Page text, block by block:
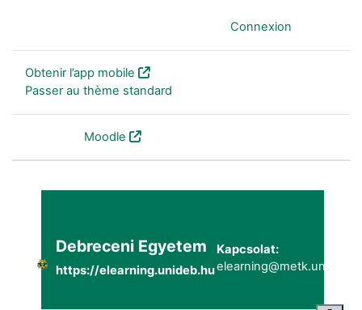
Connexion
Obtenir l’app mobile
Passer au thème standard
Moodle
Debreceni Egyetem
https://elearning.unideb.hu
Kapcsolat: